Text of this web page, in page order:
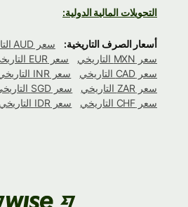
التحويلات المالية الدولية:
أسعار الصرف التاريخية: سعر AUD التاريخي
سعر MXN التاريخي
سعر EUR التاريخي
سعر CAD التاريخي
سعر INR التاريخي
سعر ZAR التاريخي
سعر SGD التاريخي
سعر CHF التاريخي
سعر IDR التاريخي